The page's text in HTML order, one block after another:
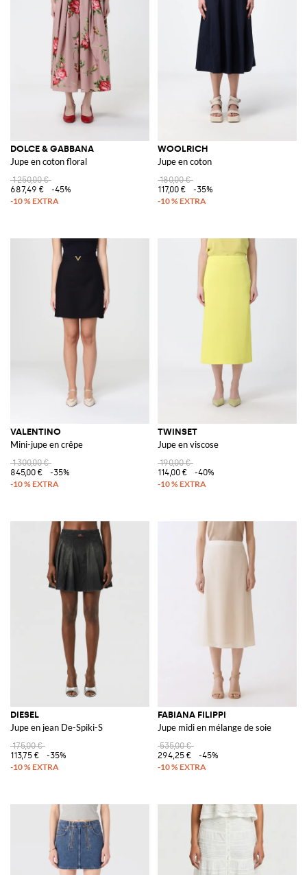
DOLCE & GABBANA
Jupe en coton floral
1 250,00 €
687,49 €
-45%
WOOLRICH
Jupe en coton
180,00 €
117,00 €
-35%
VALENTINO
Mini-jupe en crêpe
1 300,00 €
845,00 €
-35%
TWINSET
Jupe en viscose
190,00 €
114,00 €
-40%
DIESEL
Jupe en jean De-Spiki-S
175,00 €
113,75 €
-35%
FABIANA FILIPPI
Jupe midi en mélange de soie
535,00 €
294,25 €
-45%